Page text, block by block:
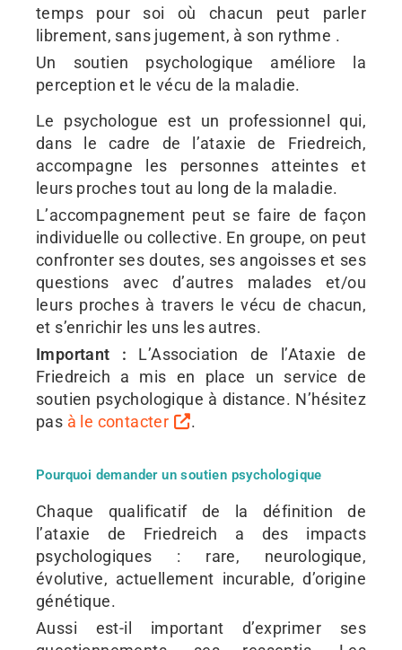
temps pour soi où chacun peut parler
librement, sans jugement, à son rythme .
Un soutien psychologique améliore la
perception et le vécu de la maladie.
Le psychologue est un professionnel qui,
dans le cadre de l’ataxie de Friedreich,
accompagne les personnes atteintes et
leurs proches tout au long de la maladie.
L’accompagnement peut se faire de façon
individuelle ou collective. En groupe, on peut
confronter ses doutes, ses angoisses et ses
questions avec d’autres malades et/ou
leurs proches à travers le vécu de chacun,
et s’enrichir les uns les autres.
Important : L’Association de l’Ataxie de
Friedreich a mis en place un service de
soutien psychologique à distance. N’hésitez
pas à le contacter .
Pourquoi demander un soutien psychologique
Chaque qualificatif de la définition de
l’ataxie de Friedreich a des impacts
psychologiques : rare, neurologique,
évolutive, actuellement incurable, d’origine
génétique.
Aussi est-il important d’exprimer ses